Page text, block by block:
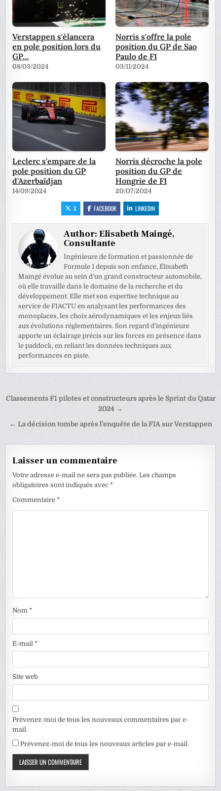
Verstappen s'élancera
en pole position lors du
GP…
08/03/2024
Norris s'offre la pole
position du GP de Sao
Paulo de F1
03/11/2024
Leclerc s'empare de la
pole position du GP
d'Azerbaïdjan
14/09/2024
Norris décroche la pole
position du GP de
Hongrie de F1
20/07/2024
X FACEBOOK LINKEDIN
Author:Elisabeth Maingé,
Consultante
Ingénieure de formation et passionnée de
Formule 1 depuis son enfance, Élisabeth
Maingé évolue au sein d’un grand constructeur automobile,
où elle travaille dans le domaine de la recherche et du
développement. Elle met son expertise technique au
service de F1ACTU en analysant les performances des
monoplaces, les choix aérodynamiques et les enjeux liés
aux évolutions réglementaires. Son regard d’ingénieure
apporte un éclairage précis sur les forces en présence dans
le paddock, en reliant les données techniques aux
performances en piste.
Navigation
l’article
Classements F1 pilotes et constructeurs après le Sprint du Qatar
2024 →
← La décision tombe après l’enquête de la FIA sur Verstappen
Laisser un commentaire
Votre adresse e-mail ne sera pas publiée. Les champs
obligatoires sont indiqués avec*
Commentaire*
Nom*
E-mail*
Site web
Prévenez-moi de tous les nouveaux commentaires par e-
mail.
Prévenez-moi de tous les nouveaux articles par e-mail.